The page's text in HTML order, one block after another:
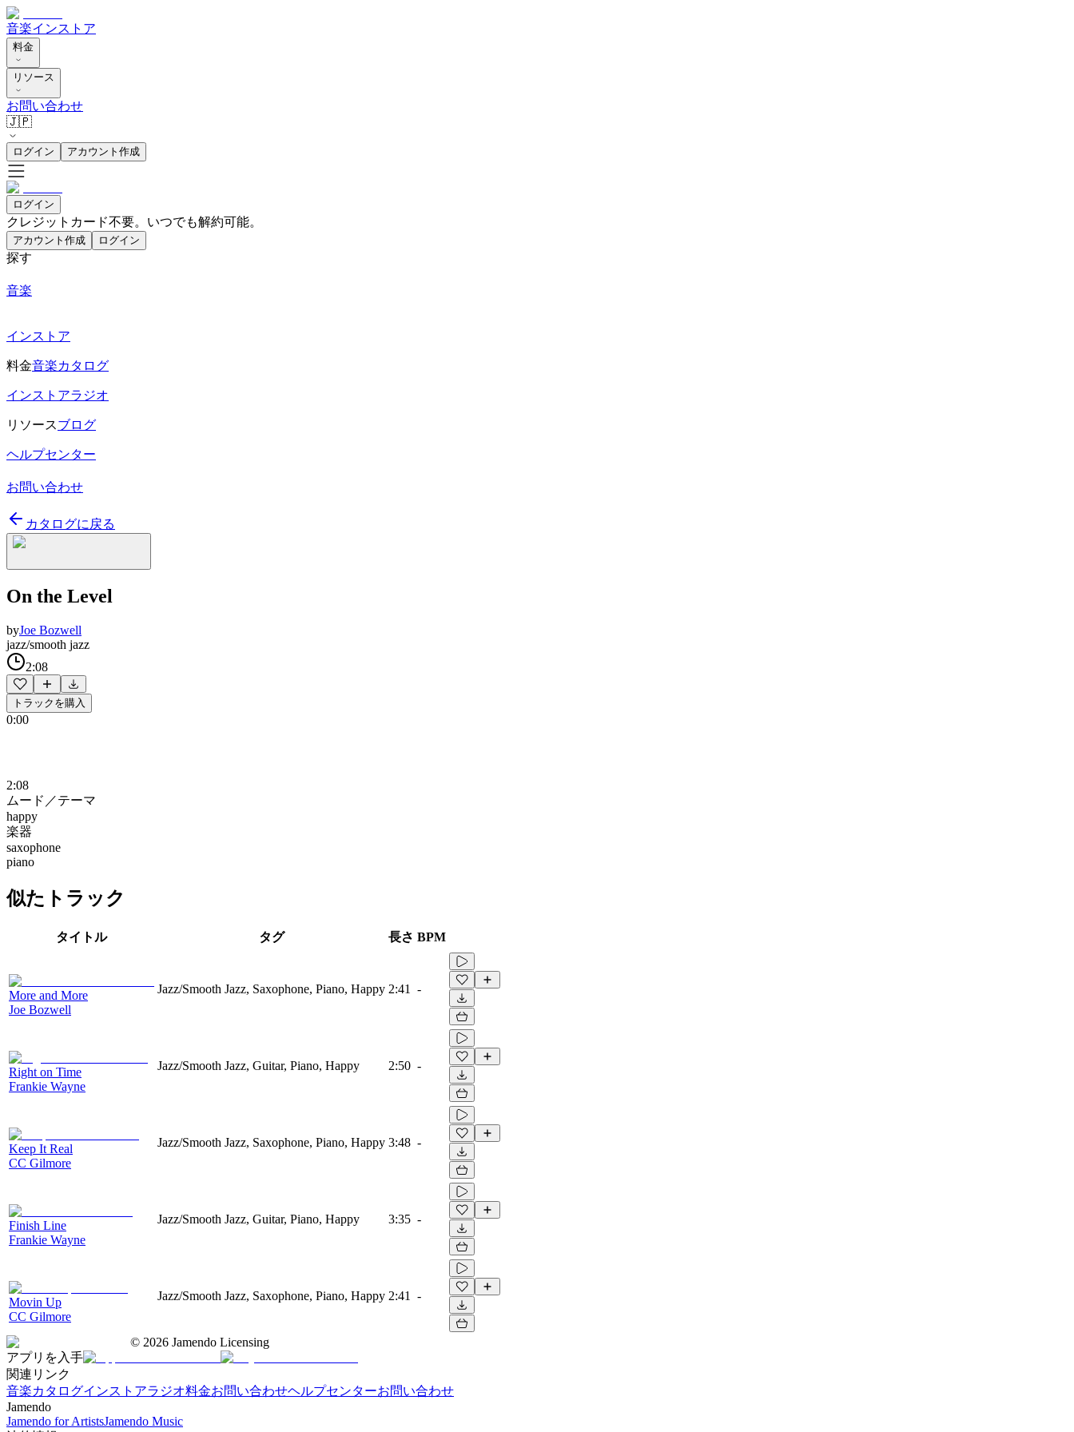
音楽インストア
料金
リソース
お問い合わせ
🇯🇵
ログイン アカウント作成
ログイン
クレジットカード不要。いつでも解約可能。
アカウント作成 ログイン
探す
音楽
インストア
料金音楽カタログ
インストアラジオ
リソースブログ
ヘルプセンター
お問い合わせ
カタログに戻る
On the Level
byJoe Bozwell
jazz/smooth jazz
2:08
トラックを購入
0:00
2:08
ムード／テーマ
happy
楽器
saxophone
piano
似たトラック
タイトル タグ 長さ BPM
More and More
Joe Bozwell
Jazz/Smooth Jazz, Saxophone, Piano, Happy 2:41 -
Right on Time
Frankie Wayne
Jazz/Smooth Jazz, Guitar, Piano, Happy 2:50 -
Keep It Real
CC Gilmore
Jazz/Smooth Jazz, Saxophone, Piano, Happy 3:48 -
Finish Line
Frankie Wayne
Jazz/Smooth Jazz, Guitar, Piano, Happy 3:35 -
Movin Up
CC Gilmore
Jazz/Smooth Jazz, Saxophone, Piano, Happy 2:41 -
© 2026 Jamendo Licensing
アプリを入手
関連リンク
音楽カタログインストアラジオ料金お問い合わせヘルプセンターお問い合わせ
Jamendo
Jamendo for ArtistsJamendo Music